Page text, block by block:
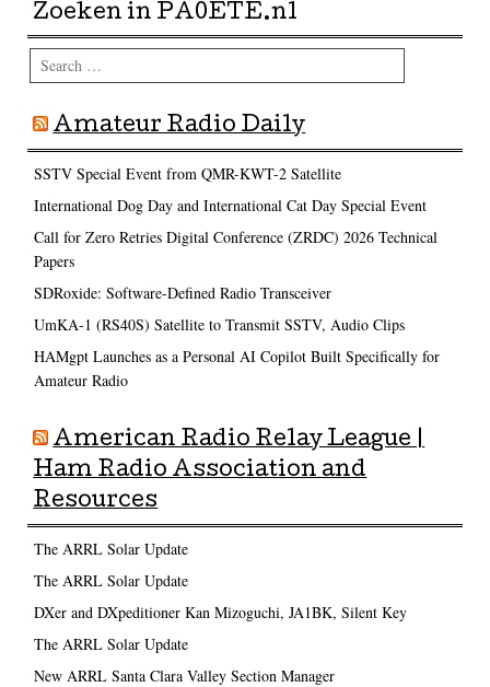
Zoeken in PA0ETE.nl
Search
Amateur Radio Daily
SSTV Special Event from QMR-KWT-2 Satellite
International Dog Day and International Cat Day Special Event
Call for Zero Retries Digital Conference (ZRDC) 2026 Technical
Papers
SDRoxide: Software-Defined Radio Transceiver
UmKA-1 (RS40S) Satellite to Transmit SSTV, Audio Clips
HAMgpt Launches as a Personal AI Copilot Built Specifically for
Amateur Radio
American Radio Relay League |
Ham Radio Association and
Resources
The ARRL Solar Update
The ARRL Solar Update
DXer and DXpeditioner Kan Mizoguchi, JA1BK, Silent Key
The ARRL Solar Update
New ARRL Santa Clara Valley Section Manager